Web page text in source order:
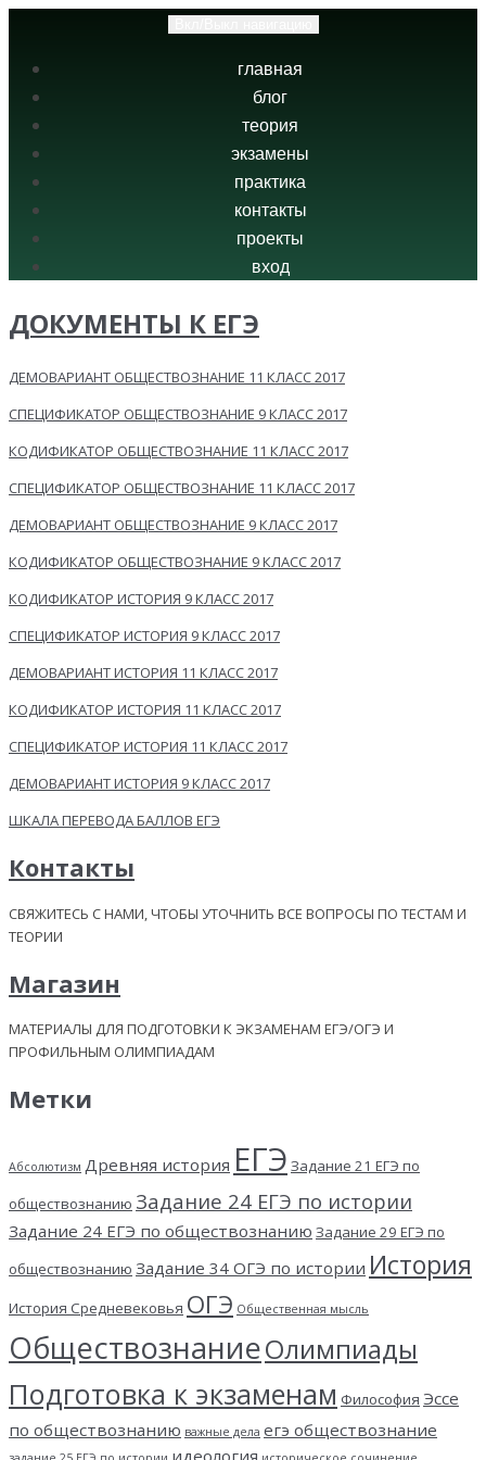
главная
блог
теория
экзамены
практика
контакты
проекты
вход
ДОКУМЕНТЫ К ЕГЭ
ДЕМОВАРИАНТ ОБЩЕСТВОЗНАНИЕ 11 КЛАСС 2017
СПЕЦИФИКАТОР ОБЩЕСТВОЗНАНИЕ 9 КЛАСС 2017
КОДИФИКАТОР ОБЩЕСТВОЗНАНИЕ 11 КЛАСС 2017
СПЕЦИФИКАТОР ОБЩЕСТВОЗНАНИЕ 11 КЛАСС 2017
ДЕМОВАРИАНТ ОБЩЕСТВОЗНАНИЕ 9 КЛАСС 2017
КОДИФИКАТОР ОБЩЕСТВОЗНАНИЕ 9 КЛАСС 2017
КОДИФИКАТОР ИСТОРИЯ 9 КЛАСС 2017
СПЕЦИФИКАТОР ИСТОРИЯ 9 КЛАСС 2017
ДЕМОВАРИАНТ ИСТОРИЯ 11 КЛАСС 2017
КОДИФИКАТОР ИСТОРИЯ 11 КЛАСС 2017
СПЕЦИФИКАТОР ИСТОРИЯ 11 КЛАСС 2017
ДЕМОВАРИАНТ ИСТОРИЯ 9 КЛАСС 2017
ШКАЛА ПЕРЕВОДА БАЛЛОВ ЕГЭ
Контакты
СВЯЖИТЕСЬ С НАМИ, ЧТОБЫ УТОЧНИТЬ ВСЕ ВОПРОСЫ ПО ТЕСТАМ И
ТЕОРИИ
Магазин
МАТЕРИАЛЫ ДЛЯ ПОДГОТОВКИ К ЭКЗАМЕНАМ ЕГЭ/ОГЭ И
ПРОФИЛЬНЫМ ОЛИМПИАДАМ
Метки
Абсолютизм Древняя история ЕГЭ Задание 21 ЕГЭ по
обществознанию Задание 24 ЕГЭ по истории
Задание 24 ЕГЭ по обществознанию Задание 29 ЕГЭ по
обществознанию Задание 34 ОГЭ по истории История
История Средневековья ОГЭ Общественная мысль
ОбществознаниеОлимпиады
Подготовка к экзаменам Философия Эссе
по обществознанию важные дела егэ обществознание
идеология